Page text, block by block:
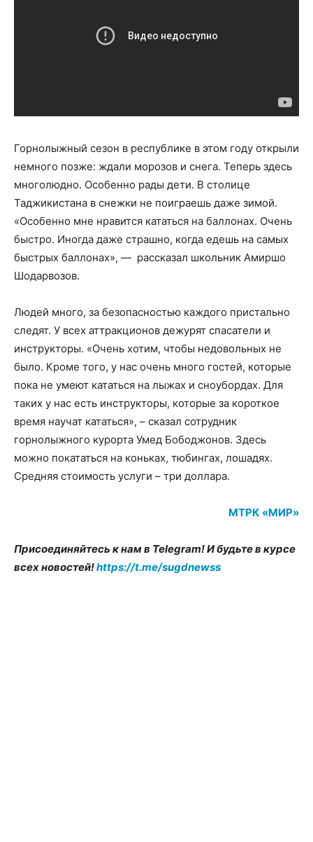
Горнолыжный сезон в республике в этом году открыли
немного позже: ждали морозов и снега. Теперь здесь
многолюдно. Особенно рады дети. В столице
Таджикистана в снежки не поиграешь даже зимой.
«Особенно мне нравится кататься на баллонах. Очень
быстро. Иногда даже страшно, когда едешь на самых
быстрых баллонах», — рассказал школьник Амиршо
Шодарвозов.
Людей много, за безопасностью каждого пристально
следят. У всех аттракционов дежурят спасатели и
инструкторы. «Очень хотим, чтобы недовольных не
было. Кроме того, у нас очень много гостей, которые
пока не умеют кататься на лыжах и сноубордах. Для
таких у нас есть инструкторы, которые за короткое
время научат кататься», – сказал сотрудник
горнолыжного курорта Умед Бободжонов. Здесь
можно покататься на коньках, тюбингах, лошадях.
Средняя стоимость услуги – три доллара.
МТРК «МИР»
Присоединяйтесь к нам в Telegram! И будьте в курсе
всех новостей!https://t.me/sugdnewss